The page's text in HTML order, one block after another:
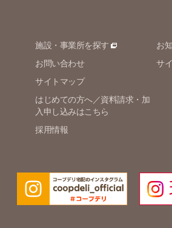
施設・事業所を探す
お問い合わせ
サイトマップ
はじめての方へ／資料請求・加
入申し込みはこちら
採用情報
お
サ